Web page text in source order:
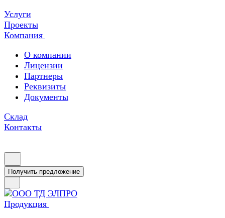
Услуги
Проекты
Компания
О компании
Лицензии
Партнеры
Реквизиты
Документы
Склад
Контакты
Получить предложение
Продукция